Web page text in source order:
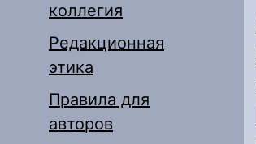
коллегия
Редакционная
этика
Правила для
авторов